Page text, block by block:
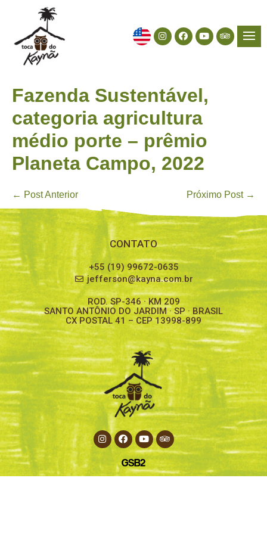
Fazenda Sustentável,
categoria agricultura
médio porte – prêmio
Planeta Campo, 2022
← Post Anterior Próximo Post →
CONTATO
+55 (19) 99672-0635
jefferson@kayna.com.br
ROD. SP-346 · KM 209
SANTO ANTÔNIO DO JARDIM · SP · BRASIL
CX POSTAL 41 – CEP 13998-899